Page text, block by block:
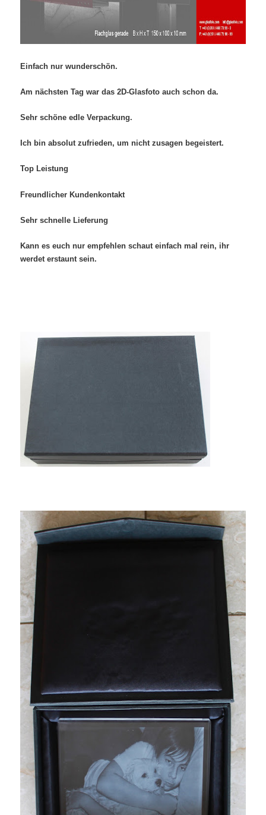
Einfach nur wunderschön.
Am nächsten Tag war das 2D-Glasfoto auch schon da.
Sehr schöne edle Verpackung.
Ich bin absolut zufrieden, um nicht zusagen begeistert.
Top Leistung
Freundlicher Kundenkontakt
Sehr schnelle Lieferung
Kann es euch nur empfehlen schaut einfach mal rein, ihr
werdet erstaunt sein.